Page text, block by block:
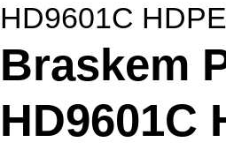
HD9601C
Braskem
HD9601C